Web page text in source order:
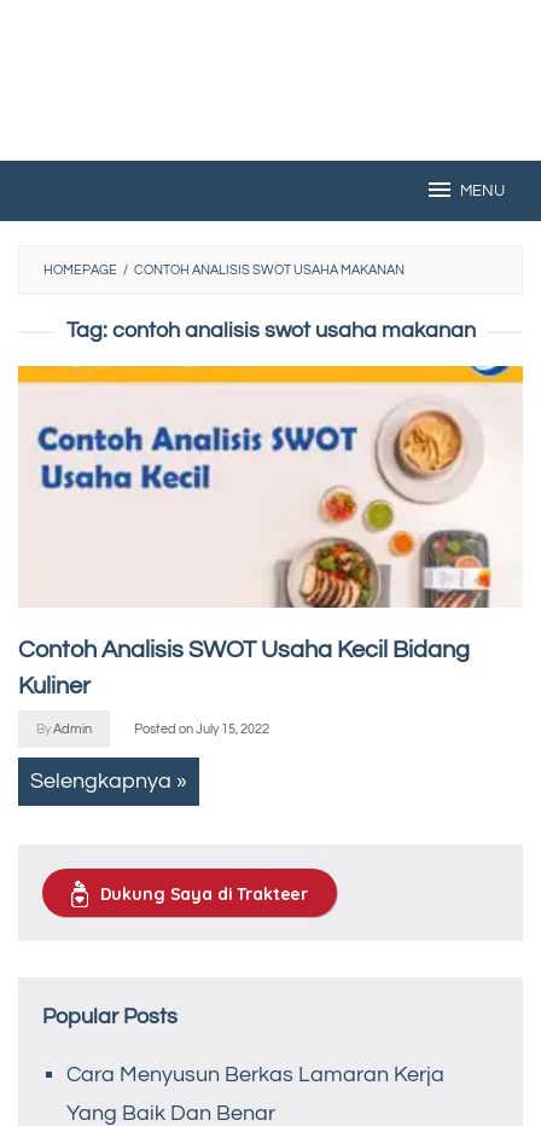
MENU
HOMEPAGE / CONTOH ANALISIS SWOT USAHA MAKANAN
Tag: contoh analisis swot usaha makanan
Contoh Analisis SWOT Usaha Kecil Bidang
Kuliner
ByAdmin Posted onJuly 15, 2022
Selengkapnya »
Dukung Saya di Trakteer
Popular Posts
Cara Menyusun Berkas Lamaran Kerja
Yang Baik Dan Benar